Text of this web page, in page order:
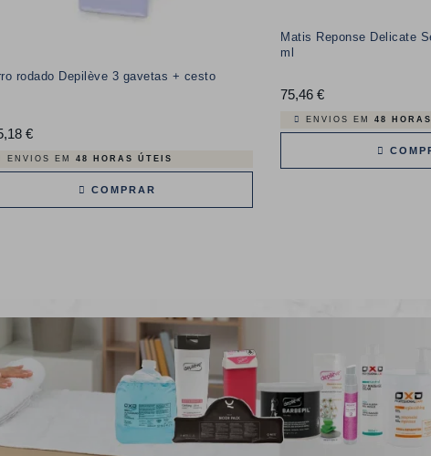
rodado Depilève 3 gavetas + cesto
€Preço
ENVIOS EM 48 HORAS ÚTEIS
COMPRAR
Matis Reponse Delicate
ml
75,46 €Preço
ENVIOS EM 48